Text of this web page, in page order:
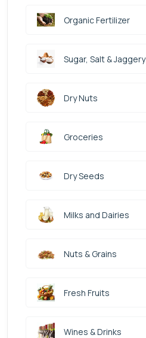
Organic Fertilizer
Sugar, Salt & Jaggery
Dry Nuts
Groceries
Dry Seeds
Milks and Dairies
Nuts & Grains
Fresh Fruits
Wines & Drinks